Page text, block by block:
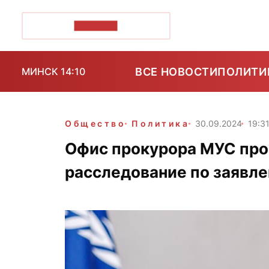
МИНСК 14:10 ВСЕ НОВОСТИ
Общество Политика 30.09.2024
Офис прокурора МУС
расследование по